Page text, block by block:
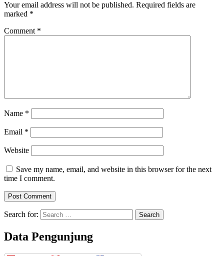
Your email address will not be published. Required fields are
marked *
Comment *
Name *
Email *
Website
Save my name, email, and website in this browser for the next
time I comment.
Search for:
Data Pengunjung